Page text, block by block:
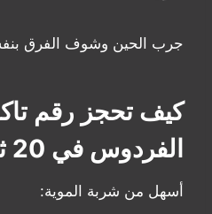
جرب الحين وشوف الفرق بنفسك →
كيف تحجز رقم
الفردوس في 20 ثانية؟
أسهل من شربة الموية: